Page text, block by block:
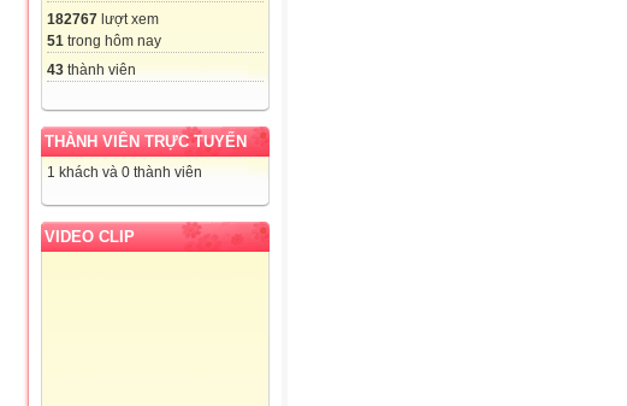
182767 lượt xem
51 trong hôm nay
43 thành viên
THÀNH VIÊN TRỰC TUYẾN
1 khách và 0 thành viên
VIDEO CLIP